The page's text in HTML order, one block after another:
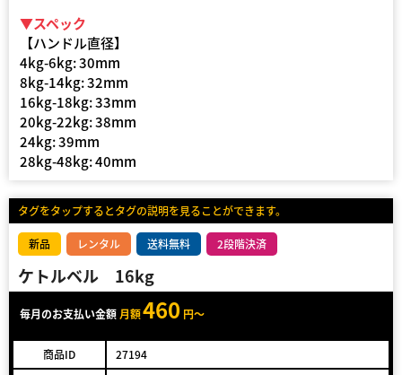
▼スペック
【ハンドル直径】
4kg-6kg: 30mm
8kg-14kg: 32mm
16kg-18kg: 33mm
20kg-22kg: 38mm
24kg: 39mm
28kg-48kg: 40mm
タグをタップするとタグの説明を見ることができます。
新品 レンタル 送料無料 2段階決済
ケトルベル 16kg
毎月のお支払い金額 月額460 円～
商品ID
27194